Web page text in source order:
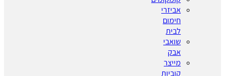
אביזרי
חימום
לבית
שואבי
אבק
מייצר
קוביות